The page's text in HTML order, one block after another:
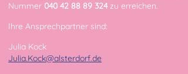
Nummer 040 42 88 89 324zu erreichen.
Ihre Ansprechpartner sind:
Julia Kock
Julia.Kock@alsterdorf.de